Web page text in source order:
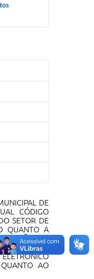
DE
CÓDIGO
SETOR DE
QUANTO A
DE
NA
ELETRÔNICO
AO